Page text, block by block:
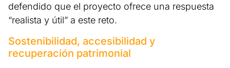
defendido que el proyecto ofrece una respuesta
“realista y útil” a este reto.
Sostenibilidad, accesibilidad y
recuperación patrimonial